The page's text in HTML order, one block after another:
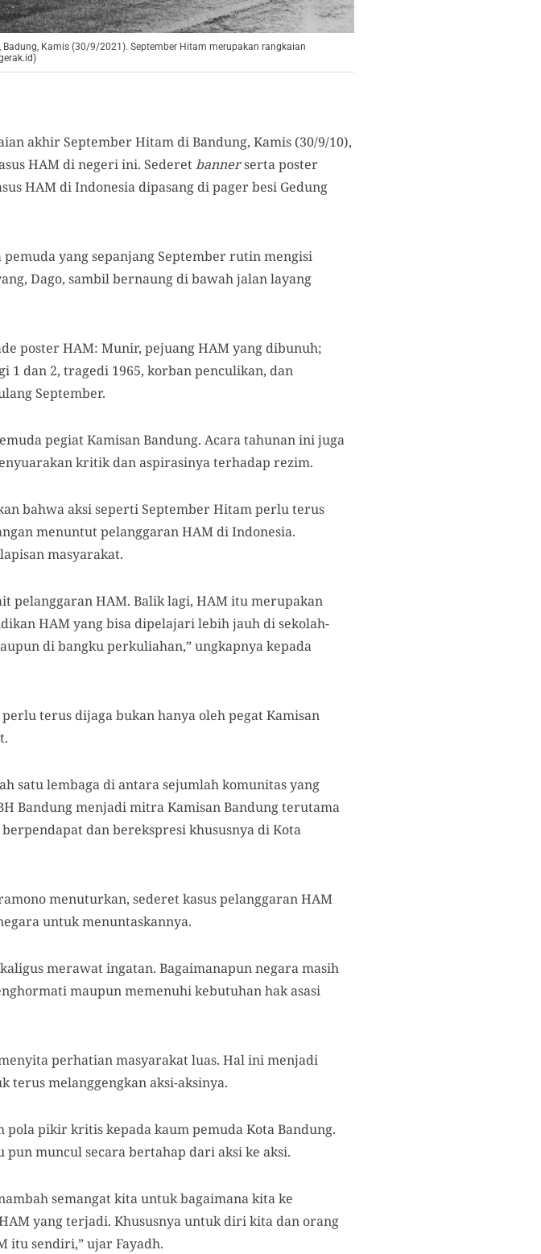
Kamis (30/9/2021). September Hitam merupakan rangkaian
akhir September Hitam di Bandung, Kamis (30/9/10),
HAM di negeri ini. Sederetbannerserta poster
HAM di Indonesia dipasang dipagerbesi Gedung
pemuda yang sepanjang September rutin mengisi
Dago, sambil bernaung di bawah jalanlayang
poster HAM: Munir, pejuang HAM yang dibunuh;
1 dan 2, tragedi 1965, korban penculikan, dan
September.
pegiat Kamisan Bandung. Acaratahunan ini juga
kritik dan aspirasinya terhadap rezim.
bahwaaksi seperti September Hitamperlu terus
menuntut pelanggaran HAM di Indonesia.
masyarakat.
pelanggaran HAM. Balik lagi, HAM itu merupakan
HAM yang bisa dipelajari lebih jauh di sekolah-
di bangku perkuliahan,” ungkapnya kepada
terus dijaga bukan hanya oleh pegat Kamisan
satu lembaga di antara sejumlah komunitas yang
Bandung menjadi mitra Kamisan Bandung terutama
berpendapat danberekspresi khususnya di Kota
menuturkan, sederet kasus pelanggaran HAM
untuk menuntaskannya.
merawat ingatan. Bagaimanapun negara masih
maupun memenuhi kebutuhan hak asasi
perhatian masyarakatluas. Hal inimenjadi
terus melanggengkan aksi-aksinya.
pola pikir kritis kepada kaum pemuda Kota Bandung.
muncul secara bertahap dari aksi ke aksi.
semangat kita untuk bagaimana kita ke
yang terjadi. Khususnya untuk diri kita dan orang
itu sendiri,” ujar Fayadh.